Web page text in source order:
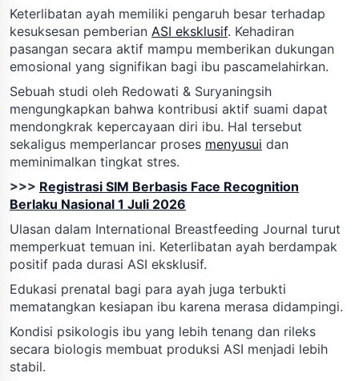
Keterlibatan ayah memiliki pengaruh besar terhadap
kesuksesan pemberian ASI eksklusif. Kehadiran
pasangan secara aktif mampu memberikan dukungan
emosional yang signifikan bagi ibu pascamelahirkan.
Sebuah studi oleh Redowati & Suryaningsih
mengungkapkan bahwa kontribusi aktif suami dapat
mendongkrak kepercayaan diri ibu. Hal tersebut
sekaligus memperlancar proses menyusui dan
meminimalkan tingkat stres.
>>> Registrasi SIM Berbasis Face Recognition
Berlaku Nasional 1 Juli 2026
Ulasan dalam International Breastfeeding Journal turut
memperkuat temuan ini. Keterlibatan ayah berdampak
positif pada durasi ASI eksklusif.
Edukasi prenatal bagi para ayah juga terbukti
mematangkan kesiapan ibu karena merasa didampingi.
Kondisi psikologis ibu yang lebih tenang dan rileks
secara biologis membuat produksi ASI menjadi lebih
stabil.